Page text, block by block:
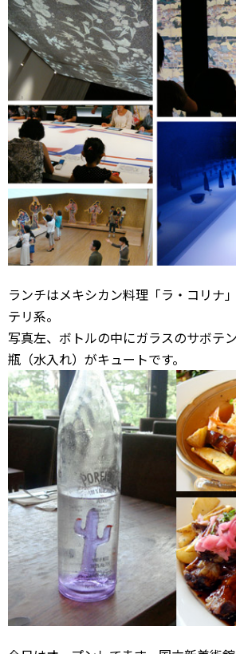
ランチはメキシカン料理「ラ・コリナ
テリ系。
写真左、ボトルの中にガラスのサボテ
瓶（水入れ）がキュートです。